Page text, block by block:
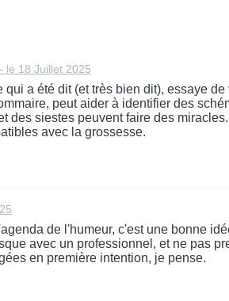
- le 18 Juillet 2025
qui a été dit (et très bien dit), essaye
peut aider à identifier des
des siestes peuvent faire des
avec la grossesse.
de l'humeur, c'est une bonne
avec un professionnel, et ne pas
en première intention, je pense.